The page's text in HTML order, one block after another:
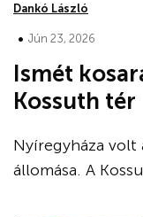
Dankó László
• Jún 23, 2026
Ismét
Kossuth tér
Nyíregyháza volt
állomása. A